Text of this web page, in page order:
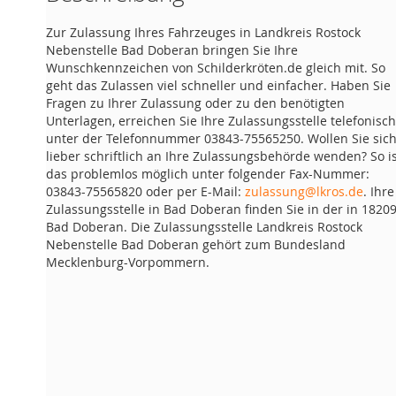
Zur Zulassung Ihres Fahrzeuges in Landkreis Rostock
Nebenstelle Bad Doberan bringen Sie Ihre
Wunschkennzeichen von Schilderkröten.de gleich mit. So
geht das Zulassen viel schneller und einfacher. Haben Sie
Fragen zu Ihrer Zulassung oder zu den benötigten
Unterlagen, erreichen Sie Ihre Zulassungsstelle telefonisch
unter der Telefonnummer 03843-75565250. Wollen Sie sich
lieber schriftlich an Ihre Zulassungsbehörde wenden? So
das problemlos möglich unter folgender Fax-Nummer:
03843-75565820 oder per E-Mail: zulassung@lkros.de. Ihre
Zulassungsstelle in Bad Doberan finden Sie in der in 18209
Bad Doberan. Die Zulassungsstelle Landkreis Rostock
Nebenstelle Bad Doberan gehört zum Bundesland
Mecklenburg-Vorpommern.